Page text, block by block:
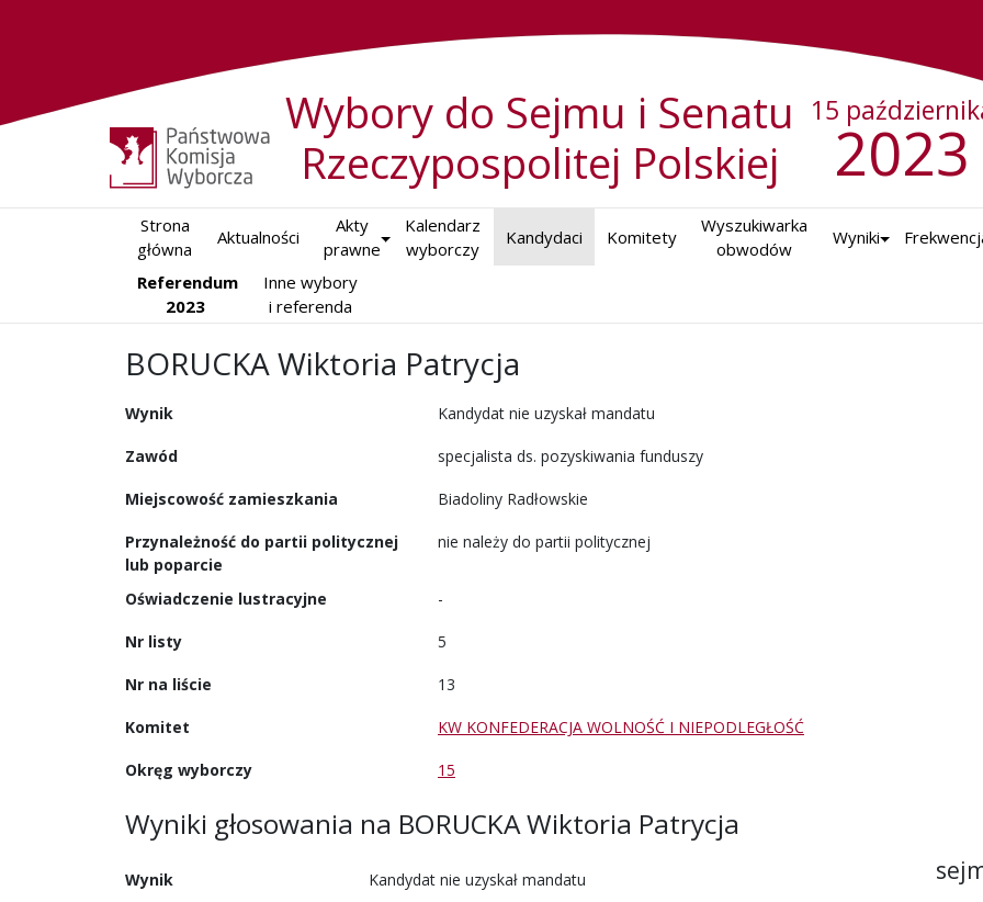
Wybory do Sejmu i Senatu
Rzeczypospolitej Polskiej
2023
15
Strona
główna
Aktualności
Akty
prawne
Kalendarz
wyborczy
Kandydaci Komitety
Wyszukiwarka
obwodów
Wyniki
Referendum
2023
Inne wybory
i referenda
BORUCKA Wiktoria Patrycja
Wynik Kandydat nie uzyskał mandatu
Zawód specjalista ds. pozyskiwania funduszy
Miejscowość zamieszkania Biadoliny Radłowskie
Przynależność do partii politycznej
lub poparcie
nie należy do partii politycznej
Oświadczenie lustracyjne -
Nr listy 5
Nr na liście 13
Komitet KW KONFEDERACJA WOLNOŚĆ I NIEPODLEGŁOŚĆ
Okręg wyborczy 15
Wyniki głosowania na BORUCKA Wiktoria Patrycja
Wynik Kandydat nie uzyskał mandatu